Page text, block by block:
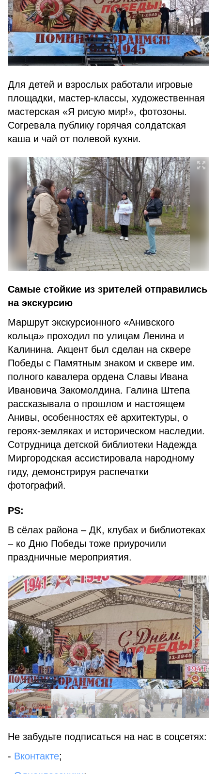
Для детей и взрослых работали игровые
площадки, мастер-классы, художественная
мастерская «Я рисую мир!», фотозоны.
Согревала публику горячая солдатская
каша и чай от полевой кухни.
Самые стойкие из зрителей отправились
на экскурсию
Маршрут экскурсионного «Анивского
кольца» проходил по улицам Ленина и
Калинина. Акцент был сделан на сквере
Победы с Памятным знаком и сквере им.
полного кавалера ордена Славы Ивана
Ивановича Закомолдина. Галина Штепа
рассказывала о прошлом и настоящем
Анивы, особенностях её архитектуры, о
героях-земляках и историческом наследии.
Сотрудница детской библиотеки Надежда
Миргородская ассистировала народному
гиду, демонстрируя распечатки
фотографий.
PS:
В сёлах района – ДК, клубах и библиотеках
– ко Дню Победы тоже приурочили
праздничные мероприятия.
Не забудьте подписаться на нас в соцсетях:
- Вконтакте;